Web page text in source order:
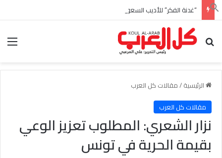
“غدنة الفكر” للأديب السعودي احمد بن عبدالله العبدالنبي
بحث عن
الرئيسية/مقالات كل العرب
مقالات كل العرب
نزار الشعري: المطلوب تعزيز الوعي
بقيمة الحرية في تونس